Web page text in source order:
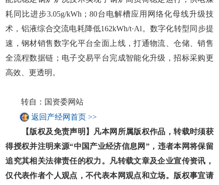
耗同比进步3.05g/kWh；80台电解槽应用网络化母线升级技
术，铝液综合交流电耗降低162kWh/t·Al。数字化转型同步提
速，钢材销售数字化平台全面上线，打通物流、仓储、销售
全流程数据链；电子交易平台完成智能化升级，招标采购更
高效、更透明。
转自：国资委网站
返回产经网首页 >>
【版权及免责声明】凡本网所属版权作品，转载时须获
得授权并注明来源“中国产业经济信息网”，违者本网将保留
追究其相关法律责任的权力。凡转载文章及企业宣传资讯，
仅代表作者个人观点，不代表本网观点和立场。版权事宜请